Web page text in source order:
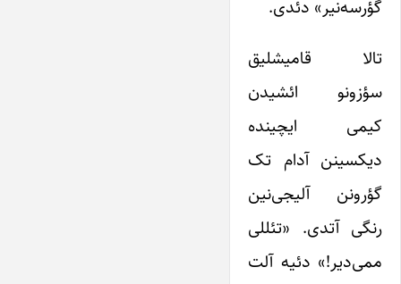
گؤرسه‌نیر» دئدی.
تالا قامیشلیق
سؤزونو ائشیدن
کیمی ایچینده
دیکسینن آدام تک
گؤرونن آلیجی‌نین
رنگی آتدی. «تئللی
ممی‌دیر!» دئیه آلت